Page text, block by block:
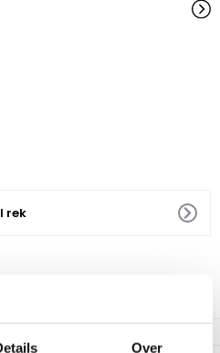
Over
rek